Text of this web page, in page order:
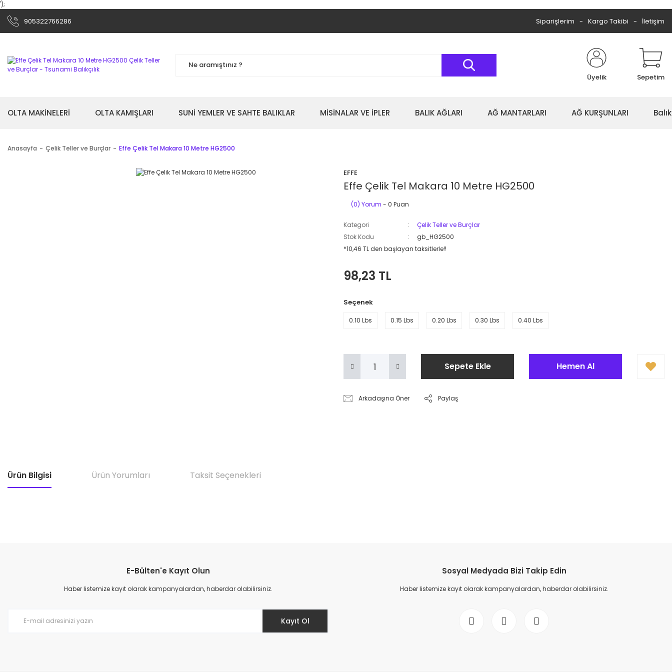
');
905322766286 Siparişlerim Kargo Takibi İletişim
Üyelik Sepetim
OLTA MAKİNELERİ OLTA KAMIŞLARI SUNİ YEMLER VE SAHTE BALIKLAR MİSİNALAR VE İPLER BALIK AĞLARI AĞ MANTARLARI AĞ KURŞUNLARI
Anasayfa Çelik Teller ve Burçlar Effe Çelik Tel Makara 10 Metre HG2500
EFFE
Effe Çelik Tel Makara 10 Metre HG2500
(0) Yorum - 0 Puan
Kategori
Çelik Teller ve Burçlar
Stok Kodu
gb_HG2500
*10,46 TL den başlayan taksitlerle!!
98,23 TL
Seçenek
0.10 Lbs 0.15 Lbs 0.20 Lbs 0.30 Lbs 0.40 Lbs
Sepete Ekle Hemen Al
Arkadaşına Öner Paylaş
Ürün Bilgisi Ürün Yorumları Taksit Seçenekleri
E-Bülten'e Kayıt Olun
Haber listemize kayıt olarak kampanyalardan, haberdar olabilirsiniz.
Kayıt Ol
Sosyal Medyada Bizi Takip Edin
Haber listemize kayıt olarak kampanyalardan, haberdar olabilirsiniz.